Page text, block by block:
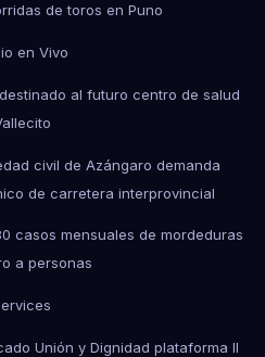
de toros en Puno
en Vivo
al futuro centro de salud
civil de Azángaro demanda
de carretera interprovincial
casos mensuales de mordeduras
a personas
Unión y Dignidad plataforma II